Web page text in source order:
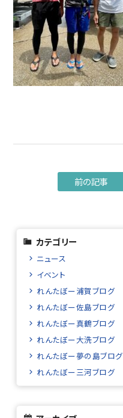
前の記事
カテゴリー
ニュース
イベント
れんたぼー浦賀ブログ
れんたぼー佐島ブログ
れんたぼー真鶴ブログ
れんたぼー大洗ブログ
れんたぼー夢の島ブログ
れんたぼー三河ブログ